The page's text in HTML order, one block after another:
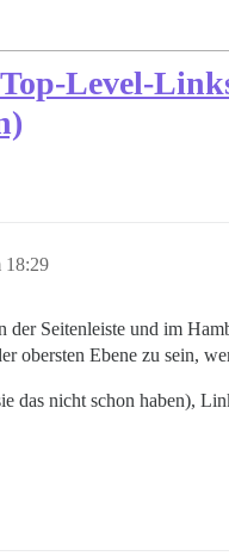
Level-
18:29
der Seitenleiste und im
Ebene zu sein,
das nicht schon haben),